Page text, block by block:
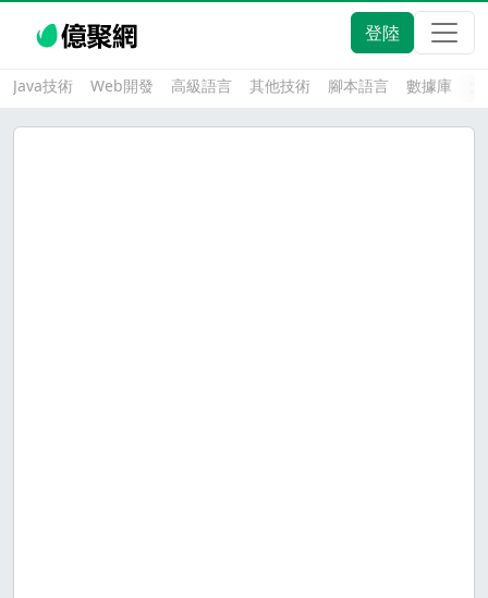
登陸
Java技術 Web開發 高級語言 其他技術 腳本語言 數據庫